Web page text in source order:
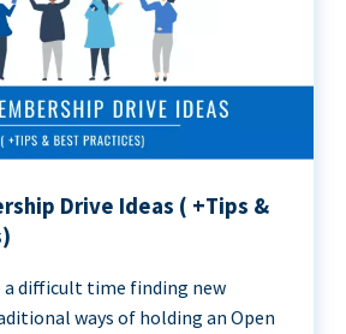
Drive Ideas ( +Tips &
a difficult time finding new
ways of holding an Open